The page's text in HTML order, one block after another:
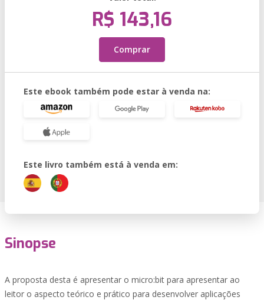
R$ 143,16
Comprar
Este ebook também pode estar à venda na:
Este livro também está à venda em:
Sinopse
A proposta desta é apresentar o micro:bit para apresentar ao
leitor o aspecto teórico e prático para desenvolver aplicações